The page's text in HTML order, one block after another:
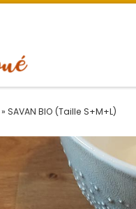
» SAVAN BIO (Taille S+M+L)